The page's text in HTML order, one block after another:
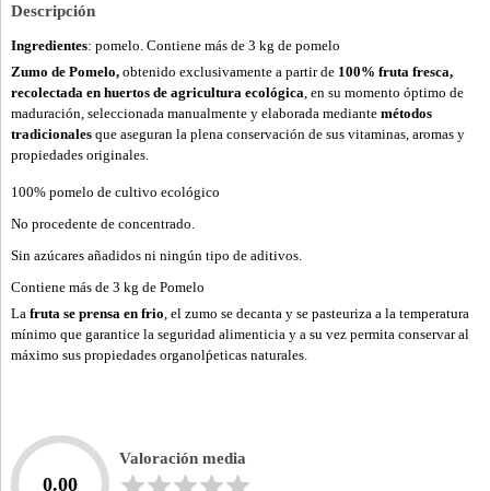
Descripción
Ingredientes: pomelo. Contiene más de 3 kg de pomelo
Zumo de Pomelo, obtenido exclusivamente a partir de 100% fruta fresca,
recolectada en huertos de agricultura ecológica, en su momento óptimo de
maduración, seleccionada manualmente y elaborada mediante métodos
tradicionales que aseguran la plena conservación de sus vitaminas, aromas y
propiedades originales.
100% pomelo de cultivo ecológico
No procedente de concentrado.
Sin azúcares añadidos ni ningún tipo de aditivos.
Contiene más de 3 kg de Pomelo
La fruta se prensa en frio, el zumo se decanta y se pasteuriza a la temperatura
mínimo que garantice la seguridad alimenticia y a su vez permita conservar al
máximo sus propiedades organolṕeticas naturales.
0.00
Valoración media